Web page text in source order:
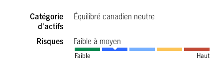
Catégorie
d'actifs
Équilibré canadien neutre
Risques Faible à moyen
Faible Haut